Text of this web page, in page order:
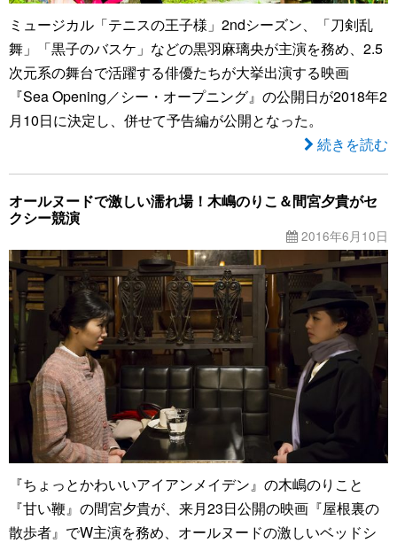
ミュージカル「テニスの王子様」2ndシーズン、「刀剣乱
舞」「黒子のバスケ」などの黒羽麻璃央が主演を務め、2.5
次元系の舞台で活躍する俳優たちが大挙出演する映画
『Sea Opening／シー・オープニング』の公開日が2018年2
月10日に決定し、併せて予告編が公開となった。
続きを読む
オールヌードで激しい濡れ場！木嶋のりこ＆間宮夕貴がセ
クシー競演
2016年6月10日
『ちょっとかわいいアイアンメイデン』の木嶋のりこと
『甘い鞭』の間宮夕貴が、来月23日公開の映画『屋根裏の
散歩者』でW主演を務め、オールヌードの激しいベッドシ